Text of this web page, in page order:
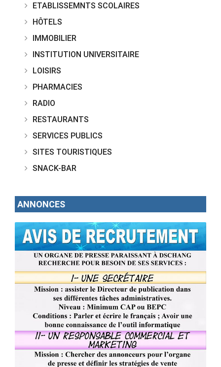
ETABLISSEMNTS SCOLAIRES
HÔTELS
IMMOBILIER
INSTITUTION UNIVERSITAIRE
LOISIRS
PHARMACIES
RADIO
RESTAURANTS
SERVICES PUBLICS
SITES TOURISTIQUES
SNACK-BAR
ANNONCES